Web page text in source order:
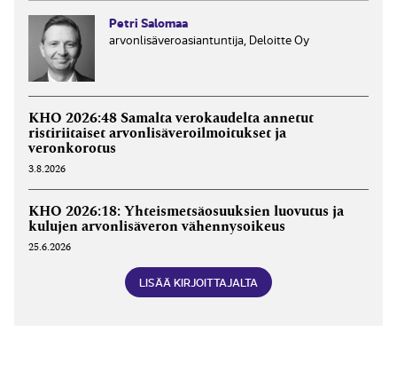
Petri Salomaa
arvonlisäveroasiantuntija, Deloitte Oy
KHO 2026:48 Samalta verokaudelta annetut
ristiriitaiset arvonlisäveroilmoitukset ja
veronkorotus
3.8.2026
KHO 2026:18: Yhteismetsäosuuksien luovutus ja
kulujen arvonlisäveron vähennysoikeus
25.6.2026
LISÄÄ KIRJOITTAJALTA